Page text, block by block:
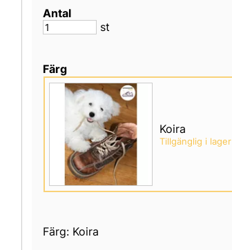
Antal
st
Färg
Koira
Tillgänglig i lager
Färg: Koira